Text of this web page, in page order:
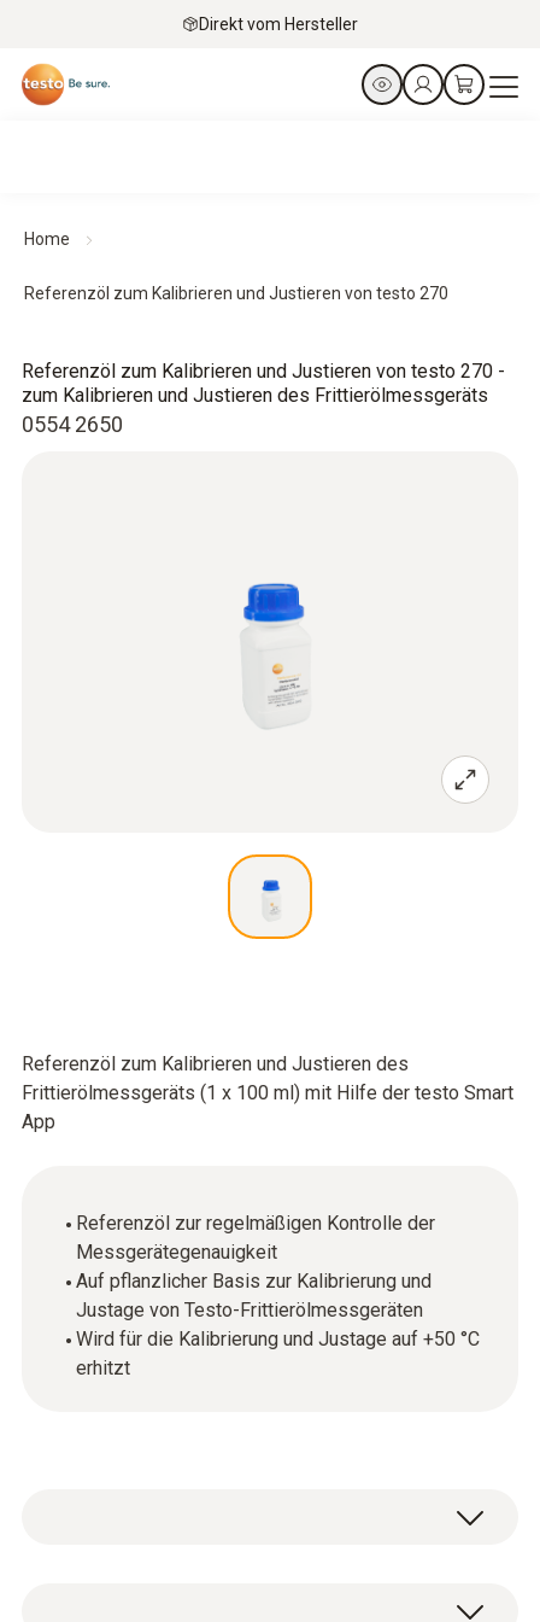
Direkt vom Hersteller
Home
Referenzöl zum Kalibrieren und Justieren von testo 270
0554 2650
Referenzöl zum Kalibrieren und Justieren von testo 270 -
zum Kalibrieren und Justieren des Frittierölmessgeräts
Referenzöl zum Kalibrieren und Justieren des
Frittierölmessgeräts (1 x 100 ml) mit Hilfe der testo Smart
App
Referenzöl zur regelmäßigen Kontrolle der
Messgerätegenauigkeit
Auf pflanzlicher Basis zur Kalibrierung und
Justage von Testo-Frittierölmessgeräten
Wird für die Kalibrierung und Justage auf +50 °C
erhitzt